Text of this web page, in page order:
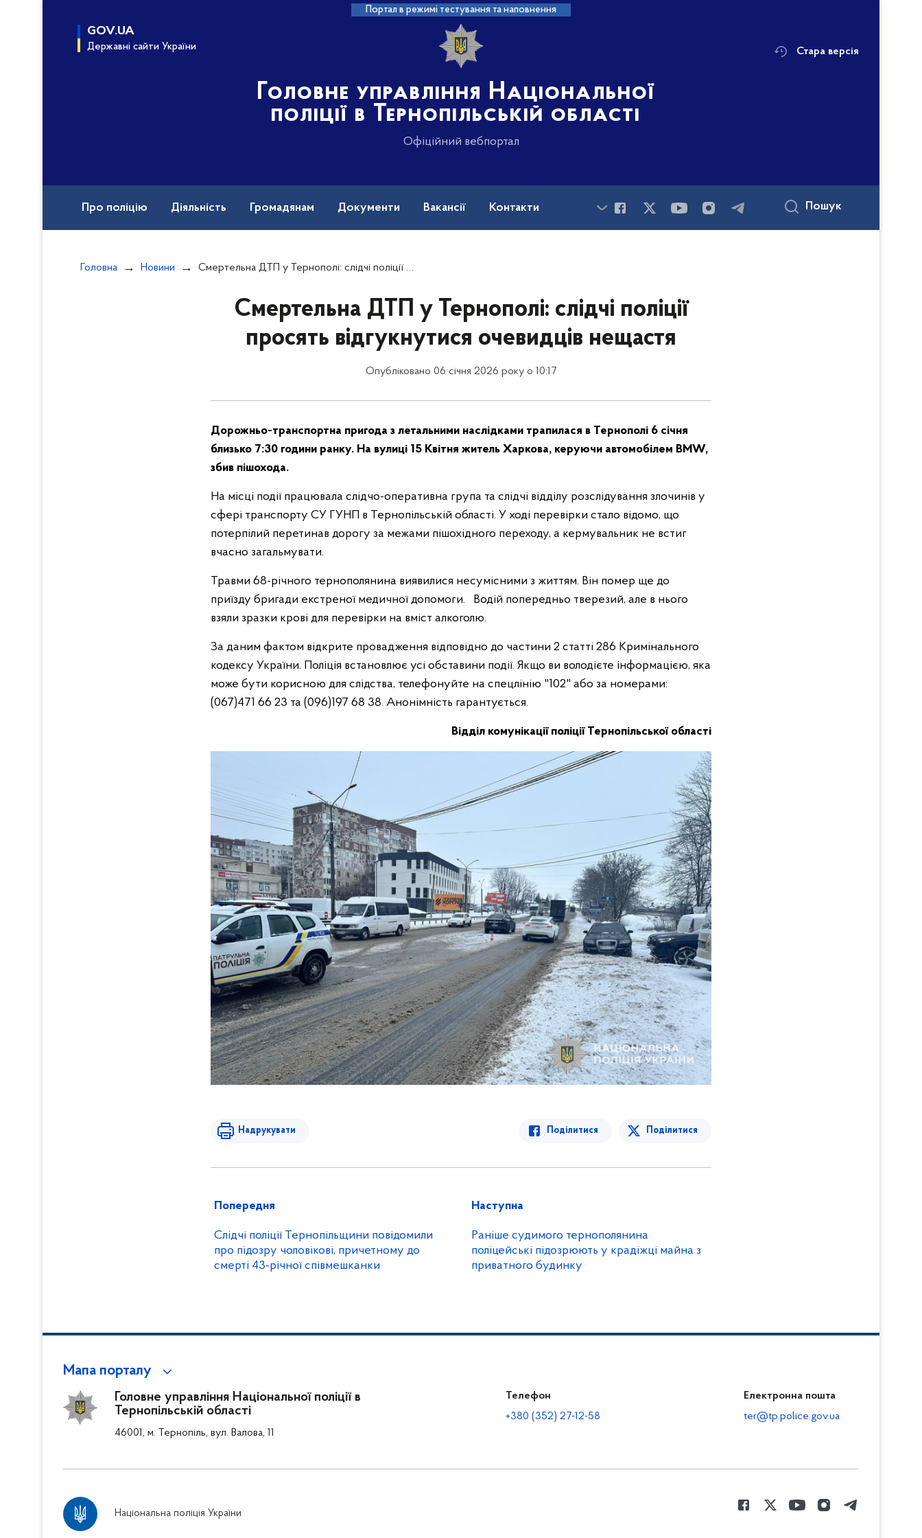
Портал в режимі тестування та наповнення
GOV.UA
Державні сайти України
Головне управління Національної
поліції в Тернопільській області
Офіційний вебпортал
Стара версія
Про поліцію Діяльність Громадянам Документи Вакансії Контакти Пошук
Головна Новини Смертельна ДТП у Тернополі: слідчі поліції просять відгукнутися очевидців нещастя
Смертельна ДТП у Тернополі: слідчі поліції
просять відгукнутися очевидців нещастя
Опубліковано 06 січня 2026 року о 10:17
Дорожньо-транспортна пригода з летальними наслідками трапилася в Тернополі 6 січня
близько 7:30 години ранку. На вулиці 15 Квітня житель Харкова, керуючи автомобілем BMW,
збив пішохода.
На місці події працювала слідчо-оперативна група та слідчі відділу розслідування злочинів у
сфері транспорту СУ ГУНП в Тернопільській області. У ході перевірки стало відомо, що
потерпілий перетинав дорогу за межами пішохідного переходу, а кермувальник не встиг
вчасно загальмувати.
Травми 68-річного тернополянина виявилися несумісними з життям. Він помер ще до
приїзду бригади екстреної медичної допомоги. Водій попередньо тверезий, але в нього
взяли зразки крові для перевірки на вміст алкоголю.
За даним фактом відкрите провадження відповідно до частини 2 статті 286 Кримінального
кодексу України. Поліція встановлює усі обставини події. Якщо ви володієте інформацією, яка
може бути корисною для слідства, телефонуйте на спецлінію "102" або за номерами:
(067)471 66 23 та (096)197 68 38. Анонімність гарантується.
Відділ комунікації поліції Тернопільської області
Надрукувати Поділитися Поділитися
Попередня
Слідчі поліції Тернопільщини повідомили
про підозру чоловікові, причетному до
смерті 43-річної співмешканки
Наступна
Раніше судимого тернополянина
поліцейські підозрюють у крадіжці майна з
приватного будинку
Мапа порталу
Головне управління Національної поліції в
Тернопільській області
46001, м. Тернопіль, вул. Валова, 11
Телефон
+380 (352) 27-12-58
Електронна пошта
ter@tp.police.gov.ua
Національна поліція України